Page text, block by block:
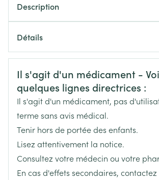
Description
Détails
CNK
3108420
Fabricants Boiron
Marques Boiron
Largeur 17 mm
Longueur 65 mm
Informations sur la sécurité
Il s'agit d'un médicament -
quelques lignes directrices :
Il s'agit d'un médicament, pas
terme sans avis médical.
Tenir hors de portée des enfants.
Lisez attentivement la notice.
Consultez votre médecin ou votre
En cas d'effets secondaires,